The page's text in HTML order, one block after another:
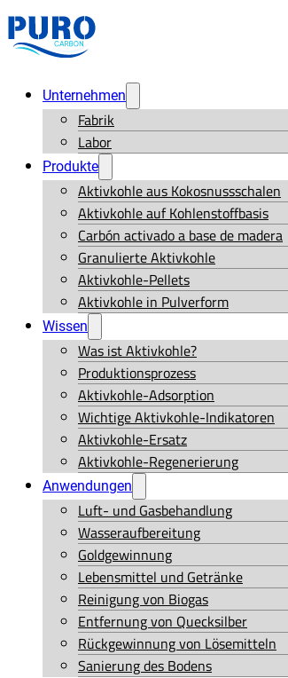
Unternehmen
Fabrik
Labor
Produkte
Aktivkohle aus Kokosnussschalen
Aktivkohle auf Kohlenstoffbasis
Carbón activado a base de madera
Granulierte Aktivkohle
Aktivkohle-Pellets
Aktivkohle in Pulverform
Wissen
Was ist Aktivkohle?
Produktionsprozess
Aktivkohle-Adsorption
Wichtige Aktivkohle-Indikatoren
Aktivkohle-Ersatz
Aktivkohle-Regenerierung
Anwendungen
Luft- und Gasbehandlung
Wasseraufbereitung
Goldgewinnung
Lebensmittel und Getränke
Reinigung von Biogas
Entfernung von Quecksilber
Rückgewinnung von Lösemitteln
Sanierung des Bodens